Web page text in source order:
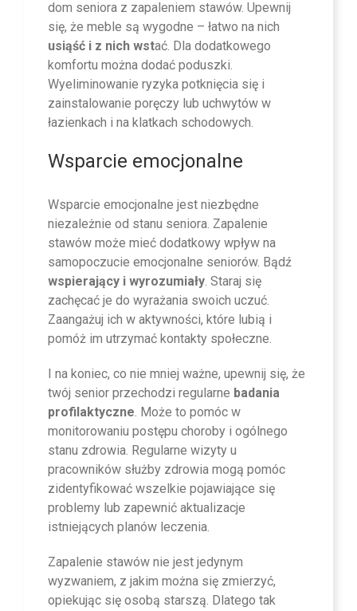
dom seniora z zapaleniem stawów. Upewnij
się, że meble są wygodne – łatwo na nich
usiąść i z nich wstać. Dla dodatkowego
komfortu można dodać poduszki.
Wyeliminowanie ryzyka potknięcia się i
zainstalowanie poręczy lub uchwytów w
łazienkach i na klatkach schodowych.
Wsparcie emocjonalne
Wsparcie emocjonalne jest niezbędne
niezależnie od stanu seniora. Zapalenie
stawów może mieć dodatkowy wpływ na
samopoczucie emocjonalne seniorów. Bądź
wspierający i wyrozumiały. Staraj się
zachęcać je do wyrażania swoich uczuć.
Zaangażuj ich w aktywności, które lubią i
pomóż im utrzymać kontakty społeczne.
I na koniec, co nie mniej ważne, upewnij się, że
twój senior przechodzi regularne badania
profilaktyczne. Może to pomóc w
monitorowaniu postępu choroby i ogólnego
stanu zdrowia. Regularne wizyty u
pracowników służby zdrowia mogą pomóc
zidentyfikować wszelkie pojawiające się
problemy lub zapewnić aktualizacje
istniejących planów leczenia.
Zapalenie stawów nie jest jedynym
wyzwaniem, z jakim można się zmierzyć,
opiekując się osobą starszą. Dlatego tak